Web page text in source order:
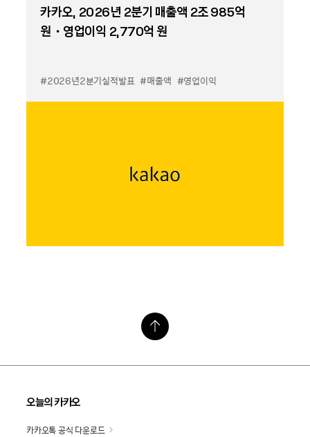
카카오, 2026년 2분기 매출액 2조 985억
원・영업이익 2,770억 원
#2026년2분기실적발표 #매출액 #영업이익
오늘의 카카오
카카오톡 공식 다운로드